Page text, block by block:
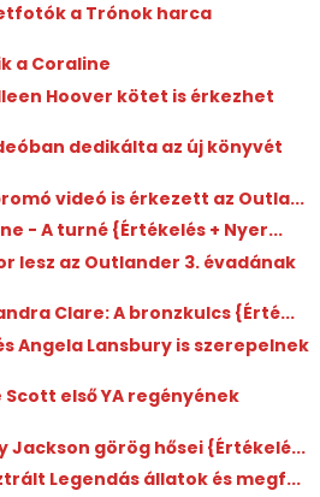
a Trónok harca
a Coraline
Hoover kötet is érkezhet
dedikálta az új könyvét
videó is érkezett az Outla...
- A ​turné {Értékelés + Nyer...
lesz az Outlander 3. évadának
Clare: A ​bronzkulcs {Érté...
Angela Lansbury is szerepelnek
első YA regényének
​Jackson görög hősei {Értékelé...
Legendás állatok és megf...